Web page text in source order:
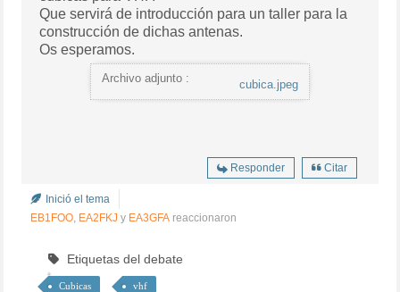
Que servirá de introducción para un taller para la
construcción de dichas antenas.
Os esperamos.
Archivo adjunto : cubica.jpeg
Responder Citar
Inició el tema
EB1FOO, EA2FKJ y EA3GFA reaccionaron
Etiquetas del debate
Cubicas vhf